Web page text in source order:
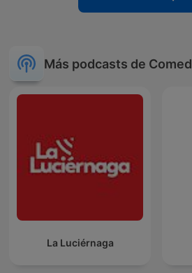
Más podcasts de
La Luciérnaga